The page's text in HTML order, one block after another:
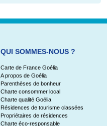
QUI SOMMES-NOUS ?
Carte de France Goélia
A propos de Goélia
Parenthèses de bonheur
Charte consommer local
Charte qualité Goélia
Résidences de tourisme classées
Propriétaires de résidences
Charte éco-responsable